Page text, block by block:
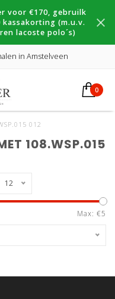
voor €170, gebruilk
(m.u.v.
lacoste polo´s)
in Amstelveen
0
012
108.WSP.015
12
Max: €5